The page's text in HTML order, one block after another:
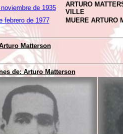
de 1935
ARTURO
VILLE
febrero de 1977 MUERE ARTURO
Matterson
de: Arturo Matterson